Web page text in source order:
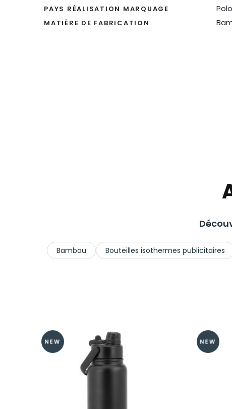
PAYS RÉALISATION MARQUAGE
MATIÈRE DE FABRICATION
Bambou Bouteilles isothermes publicitaires